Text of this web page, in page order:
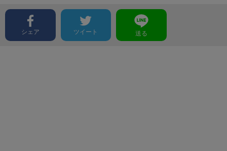
シェア ツイート 送る